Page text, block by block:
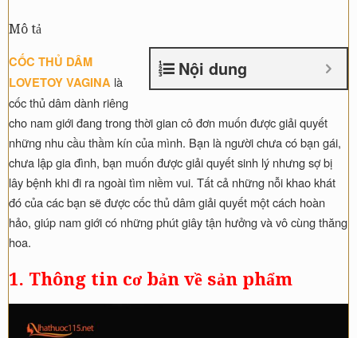
số
lượng
Mô tả
Nội dung
CỐC THỦ DÂM
LOVETOY VAGINA là
cốc thủ dâm dành riêng
cho nam giới đang trong thời gian cô đơn muốn được giải quyết
những nhu cầu thầm kín của mình. Bạn là người chưa có bạn gái,
chưa lập gia đình, bạn muốn được giải quyết sinh lý nhưng sợ bị
lây bệnh khi đi ra ngoài tìm niềm vui. Tất cả những nỗi khao khát
đó của các bạn sẽ được cốc thủ dâm giải quyết một cách hoàn
hảo, giúp nam giới có những phút giây tận hưởng và vô cùng thăng
hoa.
1. Thông tin cơ bản về sản phẩm